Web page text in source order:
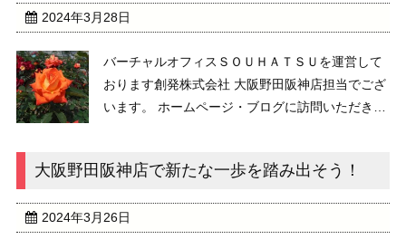
2024年3月28日
バーチャルオフィスＳＯＵＨＡＴＳＵを運営して
おります創発株式会社 大阪野田阪神店担当でござ
います。 ホームページ・ブログに訪問いただき、
スサービスを提供しております。お陰 ...
大阪野田阪神店で新たな一歩を踏み出そう！
2024年3月26日